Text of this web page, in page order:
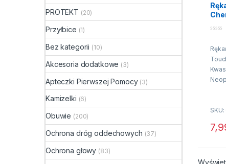
7-10
a
5
EN-
EN-
Ten
PROTEKT (20)
Przyłbice (1)
Bez kategorii (10)
Akcesoria dodatkowe (3)
Apteczki Pierwszej Pomocy (3)
Kamizelki (6)
Obuwie (200)
Ochrona dróg oddechowych (37)
Ochrona głowy (83)